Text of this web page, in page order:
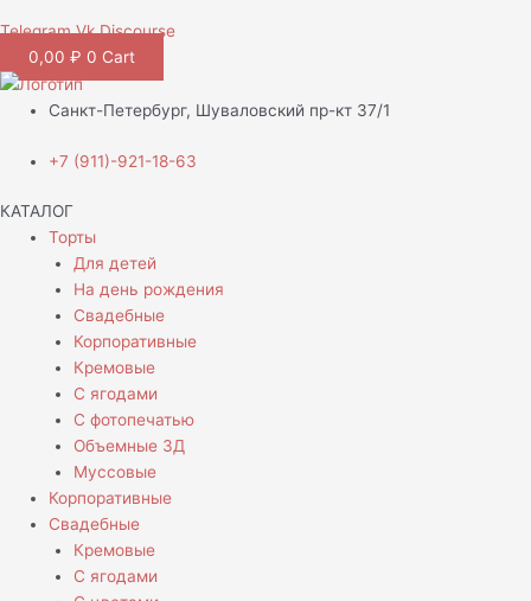
Telegram Vk Discourse
0,00 ₽ 0 Cart
Санкт-Петербург, Шуваловский пр-кт 37/1
+7 (911)-921-18-63
КАТАЛОГ
Торты
Для детей
На день рождения
Свадебные
Корпоративные
Кремовые
С ягодами
С фотопечатью
Объемные 3Д
Муссовые
Корпоративные
Свадебные
Кремовые
С ягодами